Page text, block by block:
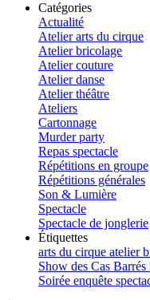
Catégories
Actualité
Atelier arts du cirque
Atelier bricolage
Atelier couture
Atelier danse
Atelier théâtre
Ateliers
Cartonnage
Murder party
Repas spectacle
Répétitions en groupe
Répétitions générales
Son & Lumière
Spectacle
Spectacle de jonglerie
Étiquettes
arts du cirque atelier
Show des Cas Barrés
Soirée enquête